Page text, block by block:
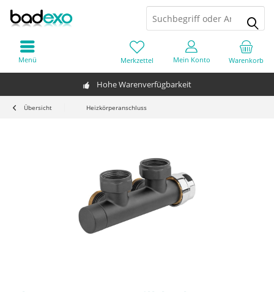
Hohe Warenverfügbarkeit
Warenkorb
Merkzettel Mein Konto
Menü
Übersicht Heizkörperanschluss